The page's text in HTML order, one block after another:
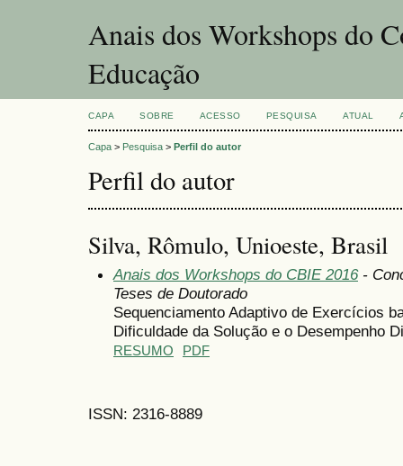
Anais dos Workshops do
Educação
CAPA SOBRE ACESSO PESQUISA ATUAL
Capa > Pesquisa > Perfil do autor
Perfil do autor
Silva, Rômulo, Unioeste, Brasil
Anais dos Workshops do CBIE 2016-
Teses de Doutorado
Sequenciamento Adaptivo de Exercícios
Dificuldade da Solução e o Desempenho
RESUMO PDF
ISSN: 2316-8889